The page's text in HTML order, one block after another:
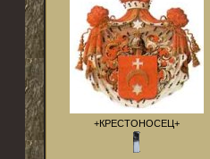
+КРЕСТОНОСЕЦ+